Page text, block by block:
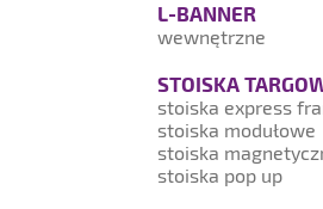
L-BANNER
wewnętrzne
STOISKA
stoiska express
stoiska modułowe
stoiska
stoiska pop up